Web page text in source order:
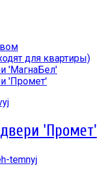
для квартиры)
'МагнаБел'
'Промет'
'Промет'